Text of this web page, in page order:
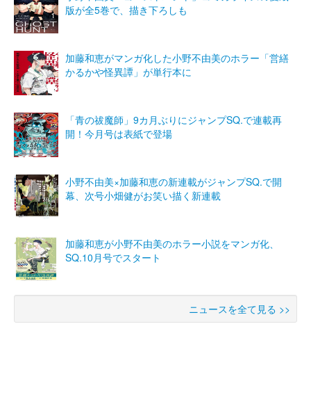
版が全5巻で、描き下ろしも
加藤和恵がマンガ化した小野不由美のホラー「営繕
かるかや怪異譚」が単行本に
「青の祓魔師」9カ月ぶりにジャンプSQ.で連載再
開！今月号は表紙で登場
小野不由美×加藤和恵の新連載がジャンプSQ.で開
幕、次号小畑健がお笑い描く新連載
加藤和恵が小野不由美のホラー小説をマンガ化、
SQ.10月号でスタート
ニュースを全て見る >>